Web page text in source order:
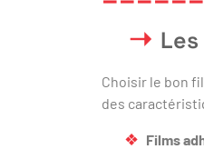
Choisir le bon
des
Films